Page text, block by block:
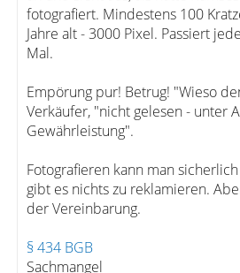
fotografiert. Mindestens 100
Jahre alt - 3000 Pixel. Passiert
Mal.
Empörung pur! Betrug! "Wieso
Verkäufer, "nicht gelesen - unter
Gewährleistung".
Fotografieren kann man
gibt es nichts zu reklamieren.
der Vereinbarung.
§ 434 BGB
Sachmangel